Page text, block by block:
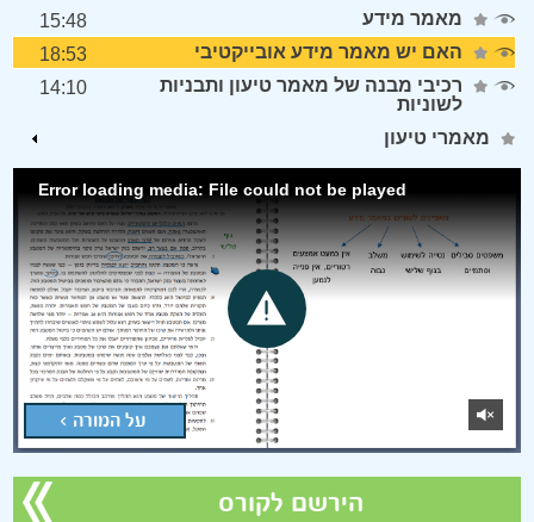
מאמר מידע
15:48
האם יש מאמר מידע אובייקטיבי
18:53
רכיבי מבנה של מאמר טיעון ותבניות
לשוניות
14:10
מאמרי טיעון
על המורה >
Error loading media: File could not be played
הירשם לקורס